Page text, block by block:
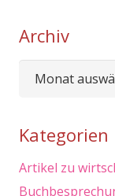
Archiv
Archiv
Kategorien
Artikel zu